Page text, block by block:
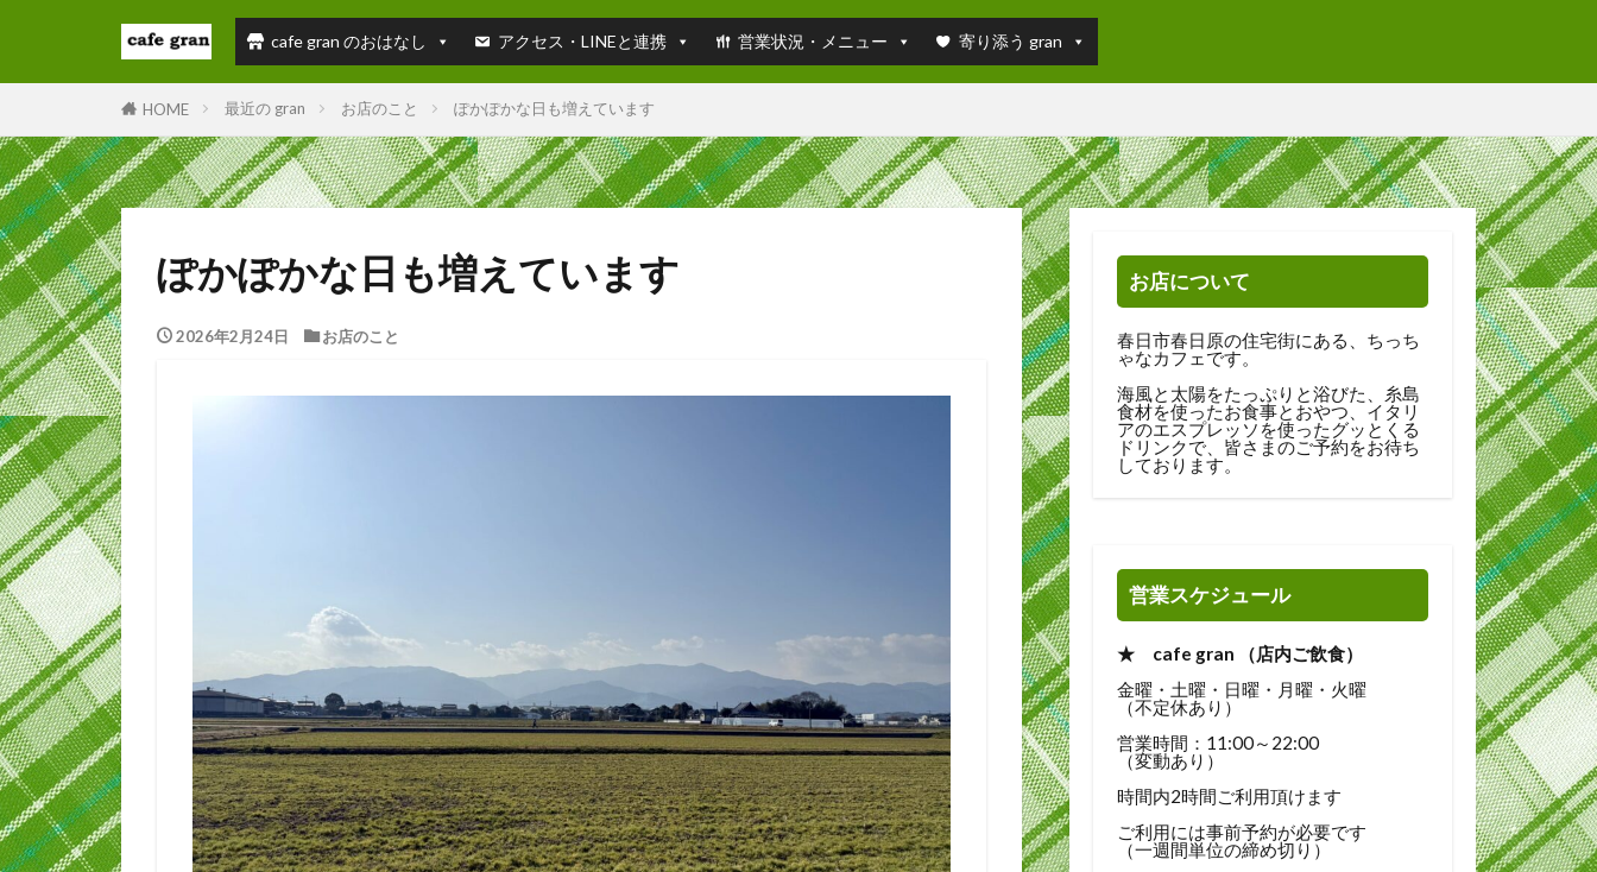
cafe gran のおはなし アクセス・LINEと連携 営業状況・メニュー 寄り添う gran
HOME 最近の gran お店のこと ぽかぽかな日も増えています
ぽかぽかな日も増えています
2026年2月24日 お店のこと
お店について
春日市春日原の住宅街にある、ちっち
ゃなカフェです。
海風と太陽をたっぷりと浴びた、糸島
食材を使ったお食事とおやつ、イタリ
アのエスプレッソを使ったグッとくる
ドリンクで、皆さまのご予約をお待ち
しております。
営業スケジュール
★ cafe gran （店内ご飲食）
金曜・土曜・日曜・月曜・火曜
（不定休あり）
営業時間：11:00～22:00
（変動あり）
時間内2時間ご利用頂けます
ご利用には事前予約が必要です
（一週間単位の締め切り）